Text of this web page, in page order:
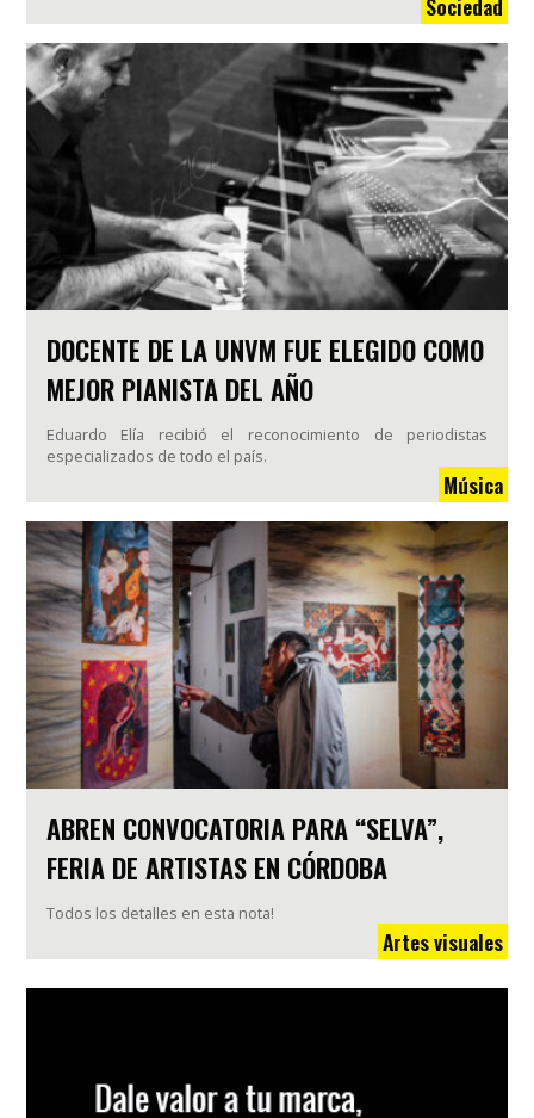
DOCENTE DE LA UNVM FUE ELEGIDO COMO
MEJOR PIANISTA DEL AÑO
Eduardo Elía recibió el reconocimiento de periodistas
especializados de todo el país.
Música
ABREN CONVOCATORIA PARA “SELVA”,
FERIA DE ARTISTAS EN CÓRDOBA
Todos los detalles en esta nota!
Artes visuales